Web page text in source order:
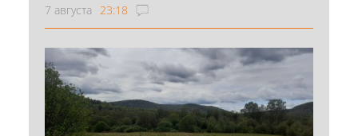
7 августа 23:18